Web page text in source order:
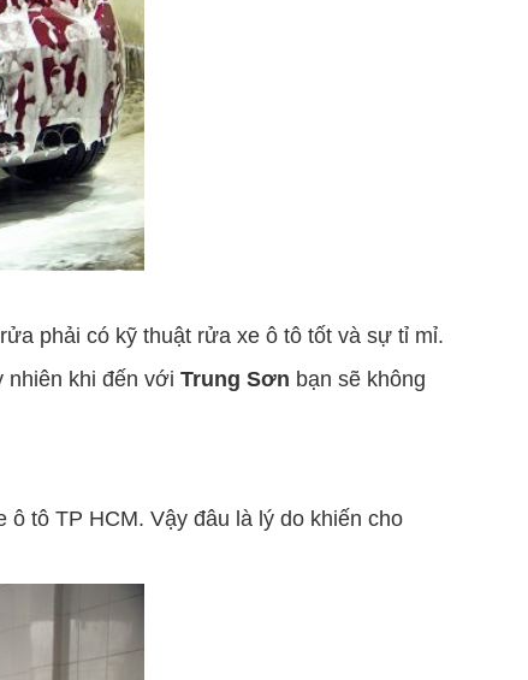
phải có kỹ thuật rửa xe ô tô tốt và sự tỉ mỉ.
nhiên khi đến với Trung Sơn bạn sẽ không
tô TP HCM. Vậy đâu là lý do khiến cho